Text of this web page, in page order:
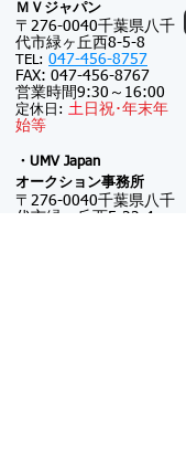
ＭＶジャパン
〒276-0040千葉県八千
代市緑ヶ丘西8-5-8
TEL: 047-456-8757
FAX: 047-456-8767
営業時間9:30～16:00
定休日: 土 日祝･年末年
始等
・UMV Japan
オークション事務所
〒276-0040千葉県八千
代市緑ヶ丘西5-22-4